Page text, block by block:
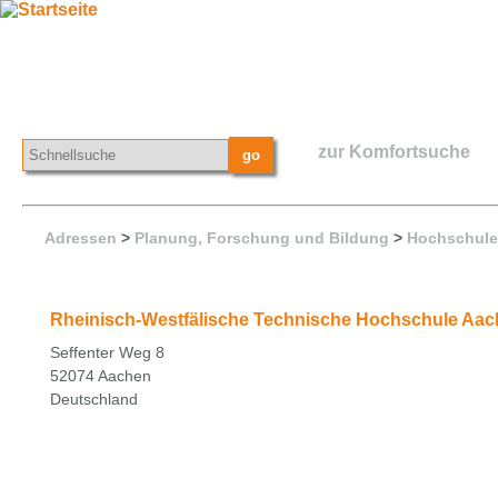
zur Komfortsuche
Adressen > Planung, Forschung und Bildung >
Rheinisch-Westfälische Technische Hochschule
Seffenter Weg 8
52074 Aachen
Deutschland